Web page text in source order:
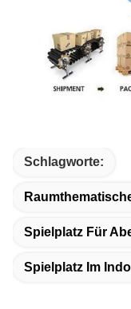
Schlagworte:
Spielplatz Für
Spielplatz Im